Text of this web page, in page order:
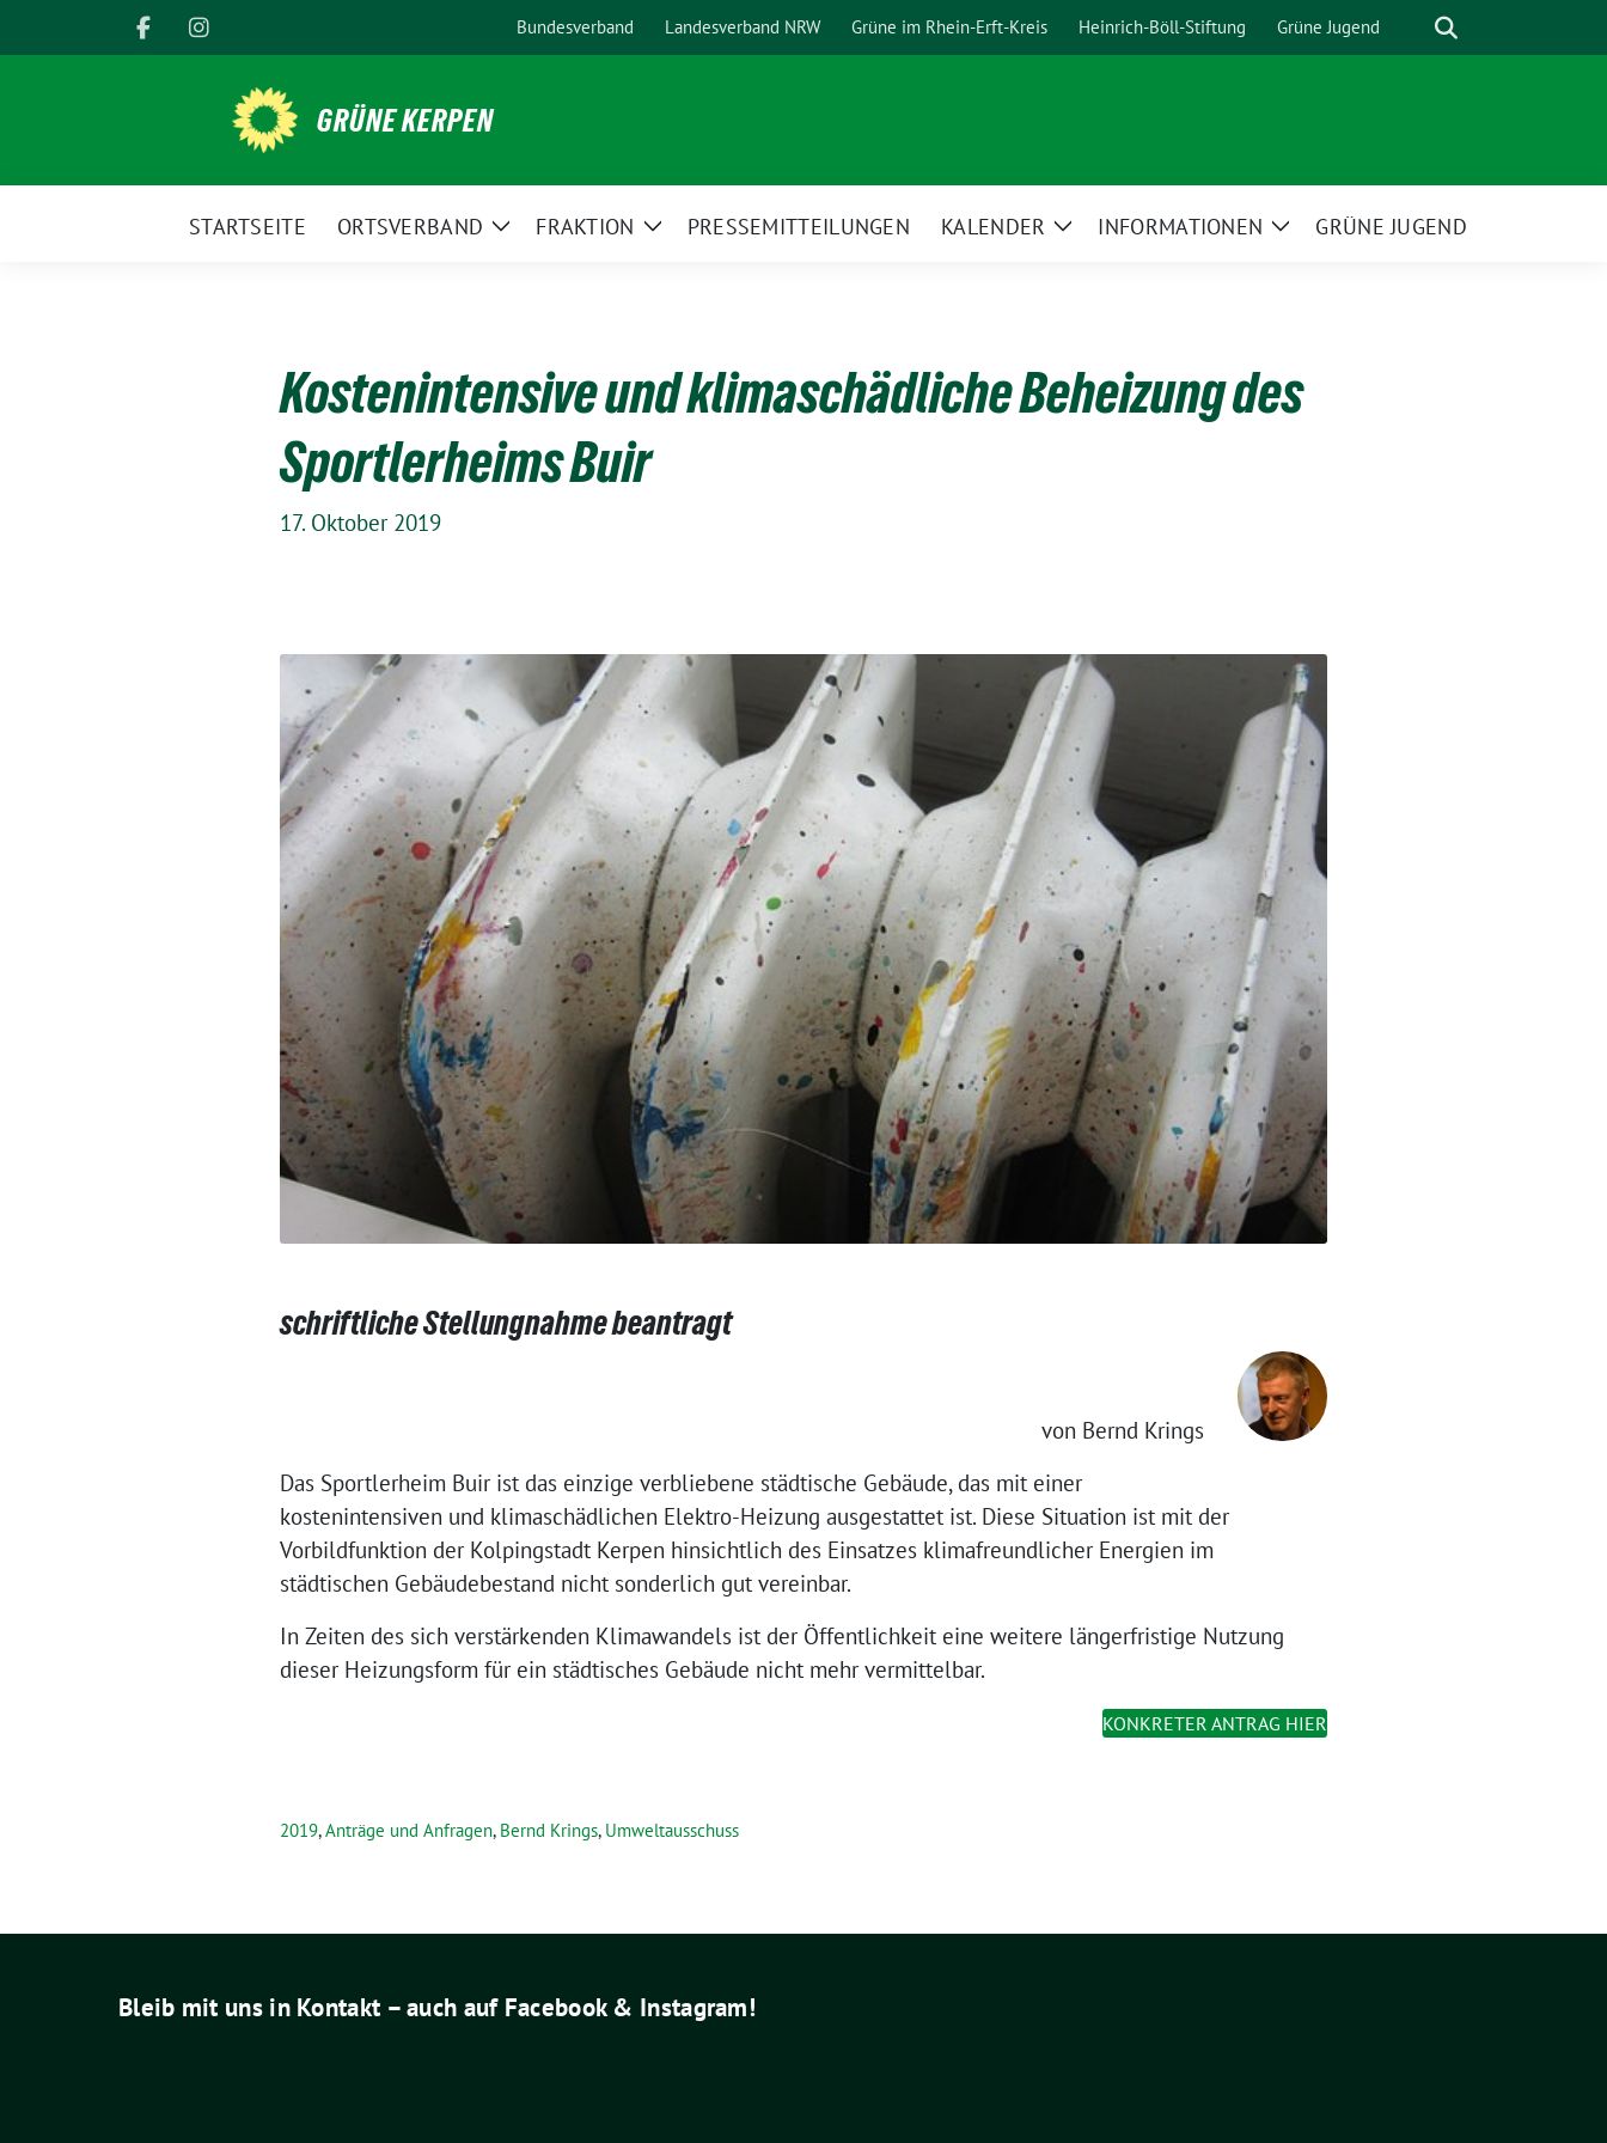
zum
Bundesverband Landesverband NRW Grüne im Rhein-Erft-Kreis Heinrich-Böll-Stiftung Grüne Jugend Suche
GRÜNE KERPEN
STARTSEITE ORTSVERBAND
ZeigeFRAKTION
ZeigePRESSEMITTEILUNGEN KALENDER
ZeigeINFORMATIONEN
ZeigeGRÜNE JUGEND
Kostenintensive und klimaschädliche Beheizung des
Sportlerheims Buir
17. Oktober 2019
schriftliche Stellungnahme beantragt
von Bernd Krings
Das Sportlerheim Buir ist das einzige verbliebene städtische Gebäude, das mit einer
kostenintensiven und klimaschädlichen Elektro-Heizung ausgestattet ist. Diese Situation ist mit der
Vorbildfunktion der Kolpingstadt Kerpen hinsichtlich des Einsatzes klimafreundlicher Energien im
städtischen Gebäudebestand nicht sonderlich gut vereinbar.
In Zeiten des sich verstärkenden Klimawandels ist der Öffentlichkeit eine weitere längerfristige Nutzung
dieser Heizungsform für ein städtisches Gebäude nicht mehr vermittelbar.
KONKRETER ANTRAG HIER
2019,Anträge und Anfragen, Bernd Krings, Umweltausschuss
Bleib mit uns in Kontakt – auch auf Facebook & Instagram!